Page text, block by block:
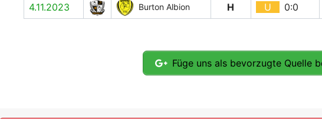
4.11.2023
Burton Albion H U 0:0
Füge uns als bevorzugte Quelle